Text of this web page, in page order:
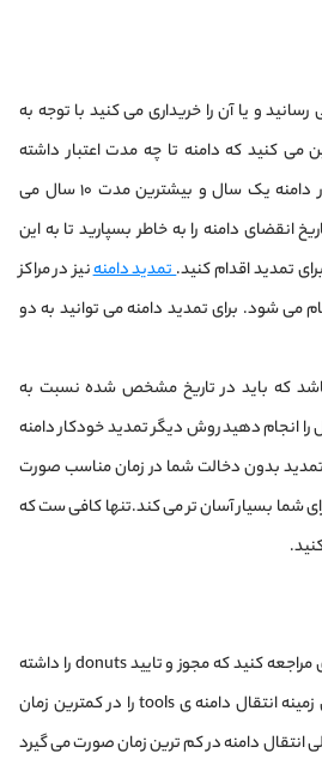
و یا آن را خریداری می کنید با توجه به
می کنید که دامنه تا چه مدت اعتبار داشته
باشد.کمترین مدت زمان اعتبار دامنه یک سال و بیشترین مدت ۱۰ سال می
انقضای دامنه را به خاطر بسپارید تا به این
تمدید اقدام کنید.تمدید دامنهنیز در مراکز
می شود. برای تمدید دامنه می توانید به دو
که باید در تاریخ مشخص شده نسبت به
را انجام دهید روش دیگر تمدید خودکار دامنه
بدون دخالت شما در زمان مناسب صورت
شما بسیار آسان تر می کند.تنها کافی ست که
باید به مرکزی مراجعه کنید که مجوز و تایید donuts را داشته
باشد و با داشتن تجربه در این زمینه انتقال دامنه ی tools را در کمترین زمان
انتقال دامنه در کم ترین زمان صورت می گیرد